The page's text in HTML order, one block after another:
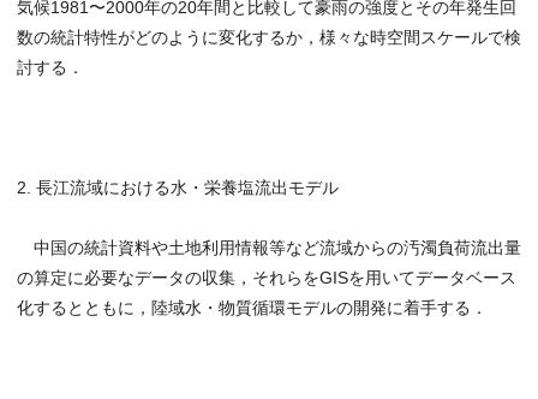
気候1981〜2000年の20年間と比較して豪雨の強度とその年発生回
数の統計特性がどのように変化するか，様々な時空間スケールで検
討する．
2. 長江流域における水・栄養塩流出モデル
中国の統計資料や土地利用情報等など流域からの汚濁負荷流出量
の算定に必要なデータの収集，それらをGISを用いてデータベース
化するとともに，陸域水・物質循環モデルの開発に着手する．